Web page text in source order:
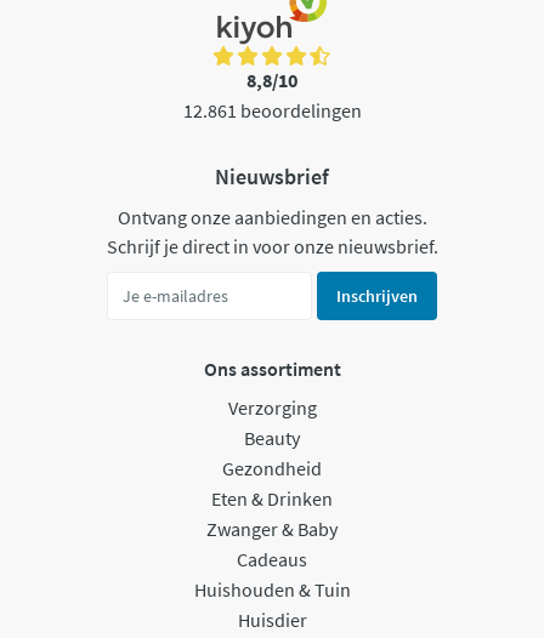
8,8/10
12.861 beoordelingen
Nieuwsbrief
Ontvang onze aanbiedingen en acties.
Schrijf je direct in voor onze nieuwsbrief.
Inschrijven
Ons assortiment
Verzorging
Beauty
Gezondheid
Eten & Drinken
Zwanger & Baby
Cadeaus
Huishouden & Tuin
Huisdier